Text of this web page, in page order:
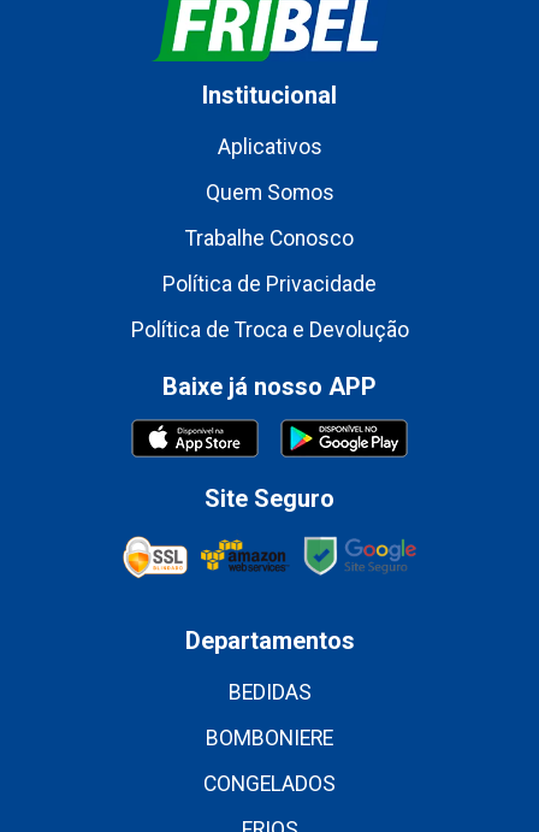
Institucional
Aplicativos
Quem Somos
Trabalhe Conosco
Política de Privacidade
Política de Troca e Devolução
Baixe já nosso APP
Site Seguro
Departamentos
BEDIDAS
BOMBONIERE
CONGELADOS